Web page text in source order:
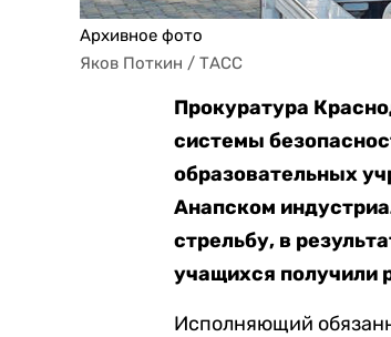
Архивное фото
Яков Поткин / ТАСС
Прокуратура
системы
образовательных
Анапском
стрельбу, в
учащихся получили
Исполняющий